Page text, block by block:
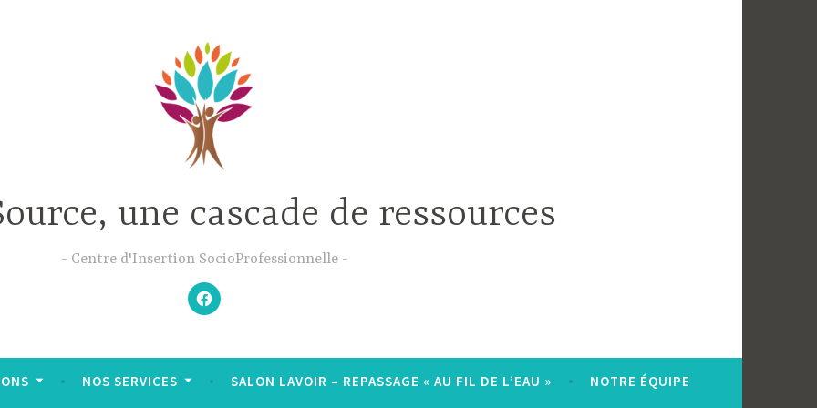
une cascade de ressources
Centre d'Insertion SocioProfessionnelle
–
N’hésitez
pas
à
;-)
–
NOS SERVICES SALON LAVOIR – REPASSAGE « AU FIL DE L’EAU » NOTRE ÉQUIPE